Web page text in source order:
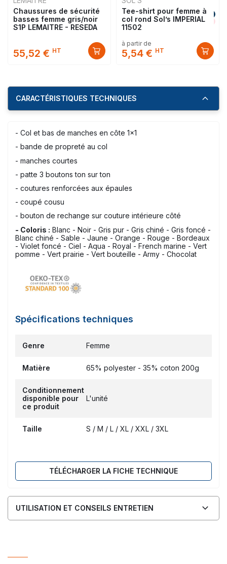
Chaussures de sécurité
basses femme gris/noir
S1P LEMAITRE - RESEDA
55,52 € HT
Tee-shirt pour femme à
col rond Sol’s IMPERIAL
11502
à partir de
5,54 € HT
CARACTÉRISTIQUES TECHNIQUES
- Col et bas de manches en côte 1x1
- bande de propreté au col
- manches courtes
- patte 3 boutons ton sur ton
- coutures renforcées aux épaules
- coupé cousu
- bouton de rechange sur couture intérieure côté
- Coloris : Blanc - Noir - Gris pur - Gris chiné - Gris foncé -
Blanc chiné - Sable - Jaune - Orange - Rouge - Bordeaux
- Violet foncé - Ciel - Aqua - Royal - French marine - Vert
pomme - Vert prairie - Vert bouteille - Army - Chocolat
Spécifications techniques
Genre Femme
Matière 65% polyester - 35% coton 200g
Conditionnement
disponible pour
ce produit
L'unité
Taille S / M / L / XL / XXL / 3XL
TÉLÉCHARGER LA FICHE TECHNIQUE
UTILISATION ET CONSEILS ENTRETIEN